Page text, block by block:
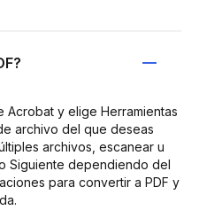
Acrobat y elige Herramientas
archivo del que deseas
archivos, escanear u
Siguiente dependiendo del
para convertir a PDF y